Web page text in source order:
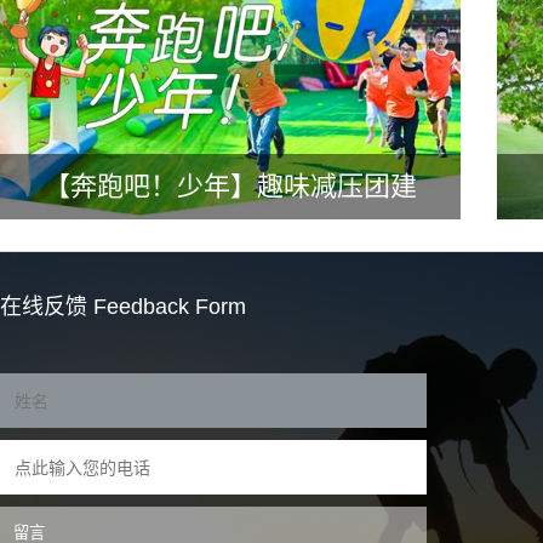
【奔跑吧！少年】趣味减压团建
在线反馈 Feedback Form